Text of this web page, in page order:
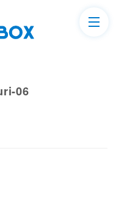
06